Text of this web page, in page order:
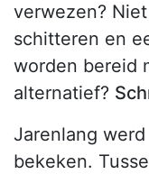
verwezen?
schitteren en
worden bereid
alternatief?
Jarenlang
bekeken.